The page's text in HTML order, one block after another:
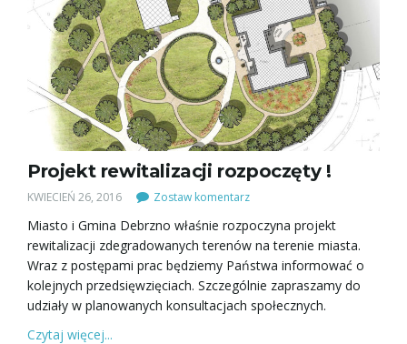
Projekt rewitalizacji rozpoczęty !
KWIECIEŃ 26, 2016 Zostaw komentarz
Miasto i Gmina Debrzno właśnie rozpoczyna projekt
rewitalizacji zdegradowanych terenów na terenie miasta.
Wraz z postępami prac będziemy Państwa informować o
kolejnych przedsięwzięciach. Szczególnie zapraszamy do
udziały w planowanych konsultacjach społecznych.
Czytaj więcej...